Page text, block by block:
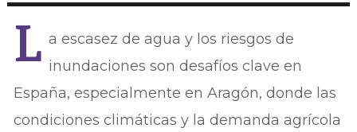
L a escasez de agua y los riesgos de
inundaciones son desafíos clave en
España, especialmente en Aragón, donde las
condiciones climáticas y la demanda agrícola